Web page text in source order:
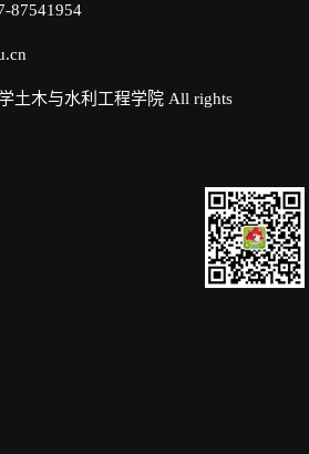
87541954
土木与水利工程学院 All rights